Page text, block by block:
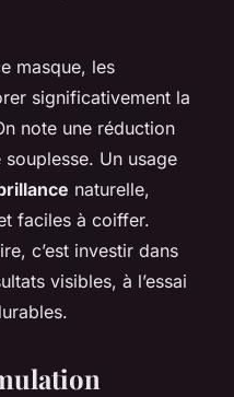
masque, les
significativement la
note une réduction
Un usage
naturelle,
faciles à coiffer.
c’est investir dans
visibles, à l’essai